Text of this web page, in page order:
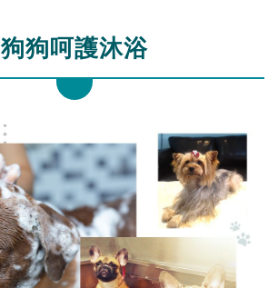
狗狗呵護沐浴